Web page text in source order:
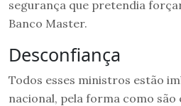
segurança que pretendia
Banco Master.
Desconfiança
Todos esses ministros estão
nacional, pela forma como são